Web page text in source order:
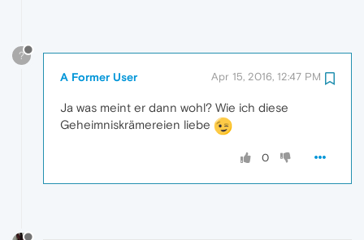
?
A Former User Apr 15, 2016, 12:47 PM
Ja was meint er dann wohl? Wie ich diese
Geheimniskrämereien liebe
0